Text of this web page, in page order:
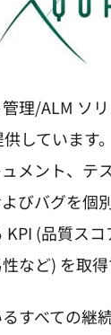
理/ALM ソ
しています
メント、テ
びバグを個
(品質ス
など) を取得
すべての継